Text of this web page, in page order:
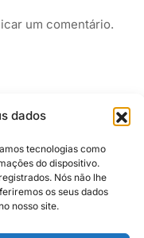
dados
tecnologias como
do dispositivo.
Nós não lhe
os seus dados
nosso site.
um comentário.